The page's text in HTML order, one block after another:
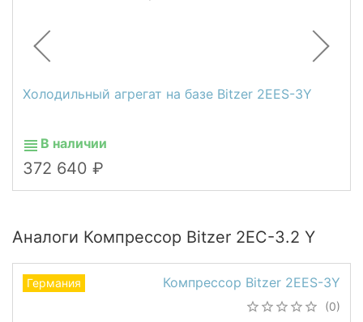
Холодильный агрегат на базе Bitzer 2EES-3Y
В наличии
372 640
Аналоги Компрессор Bitzer 2EC-3.2 Y
Компрессор Bitzer 2EES-3Y
(0)
Германия